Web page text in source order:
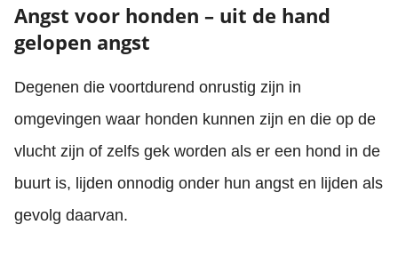
Angst voor honden – uit de hand
gelopen angst
Degenen die voortdurend onrustig zijn in
omgevingen waar honden kunnen zijn en die op de
vlucht zijn of zelfs gek worden als er een hond in de
buurt is, lijden onnodig onder hun angst en lijden als
gevolg daarvan.